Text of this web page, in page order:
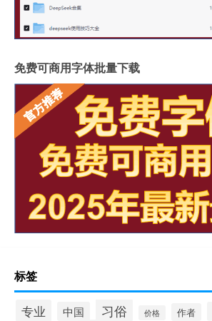
免费可商用字体批量下载
标签
专业 中国 习俗 价格 作者